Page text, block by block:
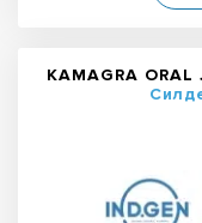
KAMAGRA